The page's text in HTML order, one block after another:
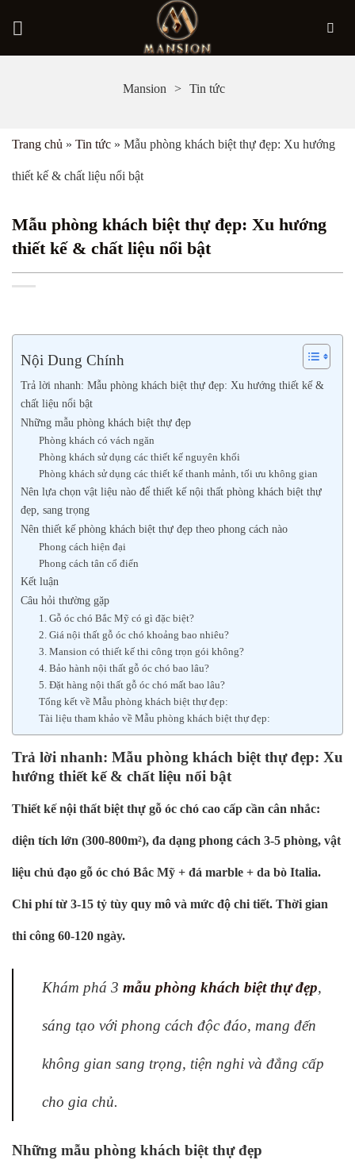
Mansion Tin tức
Trang chủ » Tin tức » Mẫu phòng khách biệt thự đẹp: Xu hướng
thiết kế & chất liệu nổi bật
Mẫu phòng khách biệt thự đẹp: Xu hướng
thiết kế & chất liệu nổi bật
Nội Dung Chính
Trả lời nhanh: Mẫu phòng khách biệt thự đẹp: Xu hướng thiết kế &
chất liệu nổi bật
Những mẫu phòng khách biệt thự đẹp
Phòng khách có vách ngăn
Phòng khách sử dụng các thiết kế nguyên khối
Phòng khách sử dụng các thiết kế thanh mảnh, tối ưu không gian
Nên lựa chọn vật liệu nào để thiết kế nội thất phòng khách biệt thự
đẹp, sang trọng
Nên thiết kế phòng khách biệt thự đẹp theo phong cách nào
Phong cách hiện đại
Phong cách tân cổ điển
Kết luận
Câu hỏi thường gặp
1. Gỗ óc chó Bắc Mỹ có gì đặc biệt?
2. Giá nội thất gỗ óc chó khoảng bao nhiêu?
3. Mansion có thiết kế thi công trọn gói không?
4. Bảo hành nội thất gỗ óc chó bao lâu?
5. Đặt hàng nội thất gỗ óc chó mất bao lâu?
Tổng kết về Mẫu phòng khách biệt thự đẹp:
Tài liệu tham khảo về Mẫu phòng khách biệt thự đẹp:
Trả lời nhanh: Mẫu phòng khách biệt thự đẹp: Xu
hướng thiết kế & chất liệu nổi bật
Thiết kế nội thất biệt thự gỗ óc chó cao cấp cần cân nhắc:
diện tích lớn (300-800m²), đa dạng phong cách 3-5 phòng, vật
liệu chủ đạo gỗ óc chó Bắc Mỹ + đá marble + da bò Italia.
Chi phí từ 3-15 tỷ tùy quy mô và mức độ chi tiết. Thời gian
thi công 60-120 ngày.
Khám phá 3 mẫu phòng khách biệt thự đẹp,
sáng tạo với phong cách độc đáo, mang đến
không gian sang trọng, tiện nghi và đẳng cấp
cho gia chủ.
Những mẫu phòng khách biệt thự đẹp